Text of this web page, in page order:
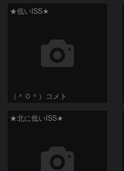
★低いISS★
（＾０＾）コメト
★北に低いISS★